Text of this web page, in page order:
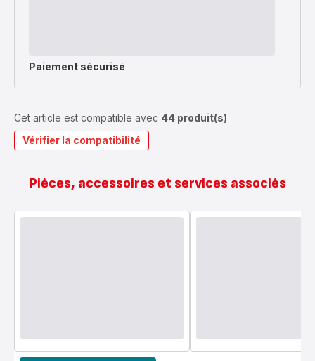
Paiement sécurisé
Cet article est compatible avec 44 produit(s)
Vérifier la compatibilité
Pièces, accessoires et services associés